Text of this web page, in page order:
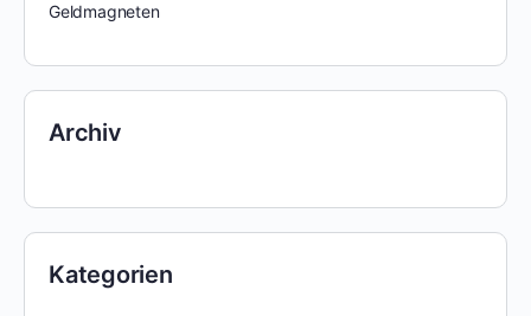
Geldmagneten
Archiv
Kategorien